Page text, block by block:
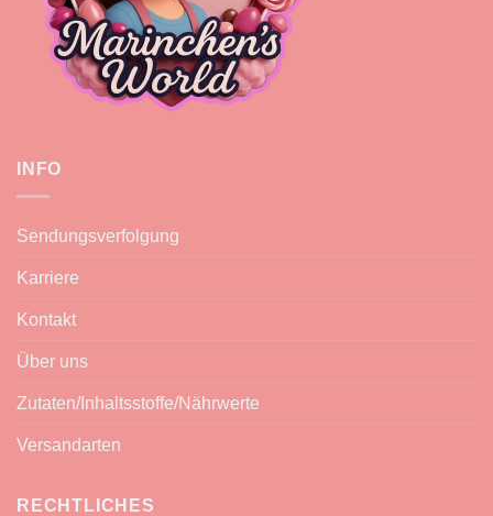
INFO
Sendungsverfolgung
Karriere
Kontakt
Über uns
Zutaten/Inhaltsstoffe/Nährwerte
Versandarten
RECHTLICHES